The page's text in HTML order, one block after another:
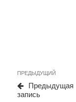
записям
Предыдущая
запись
ПРЕДЫДУЩИЙ
Предыдущая
запись